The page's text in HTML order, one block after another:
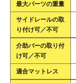
最大パーツの重量
サイドレールの取
り付け可／不可
介助バーの取り付
け可／不可
適合マットレス